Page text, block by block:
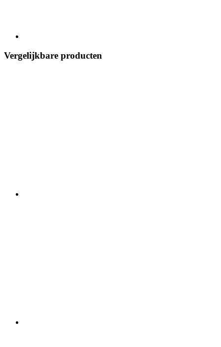
Vergelijkbare producten